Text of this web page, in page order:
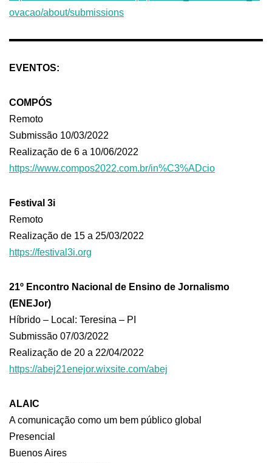
ovacao/about/submissions
EVENTOS:
COMPÓS
Remoto
Submissão 10/03/2022
Realização de 6 a 10/06/2022
https://www.compos2022.com.br/in%C3%ADcio
Festival 3i
Remoto
Realização de 15 a 25/03/2022
https://festival3i.org
21º Encontro Nacional de Ensino de Jornalismo
(ENEJor)
Híbrido – Local: Teresina – PI
Submissão 07/03/2022
Realização de 20 a 22/04/2022
https://abej21enejor.wixsite.com/abej
ALAIC
A comunicação como um bem público global
Presencial
Buenos Aires